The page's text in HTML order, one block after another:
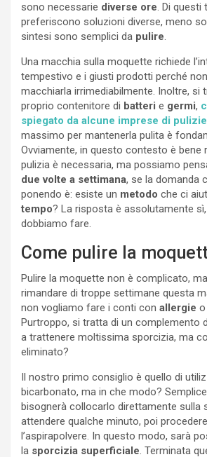
sono necessarie diverse ore. Di questi
preferiscono soluzioni diverse, meno
sintesi sono semplici da pulire.
Una macchia sulla moquette richiede
tempestivo e i giusti prodotti perché
macchiarla irrimediabilmente. Inoltre, si
proprio contenitore di batteri e germi,
spiegato da alcune imprese di pulizie
massimo per mantenerla pulita è
Ovviamente, in questo contesto è bene
pulizia è necessaria, ma possiamo
due volte a settimana, se la domanda
ponendo è: esiste un metodo che ci
tempo? La risposta è assolutamente
dobbiamo fare.
Come pulire la
Pulire la moquette non è complicato,
rimandare di troppe settimane questa
non vogliamo fare i conti con allergie
Purtroppo, si tratta di un complemento
a trattenere moltissima sporcizia, ma
eliminato?
Il nostro primo consiglio è quello di
bicarbonato, ma in che modo?
bisognerà collocarlo direttamente sulla
attendere qualche minuto, poi
l’aspirapolvere. In questo modo, sarà
la sporcizia superficiale. Terminata